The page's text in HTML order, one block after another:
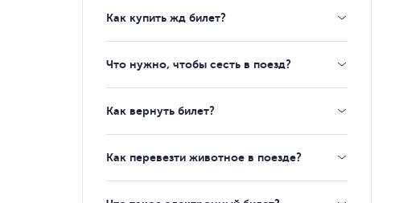
Как купить жд билет?
Что нужно, чтобы сесть в поезд?
Как вернуть билет?
Как перевезти животное в поезде?